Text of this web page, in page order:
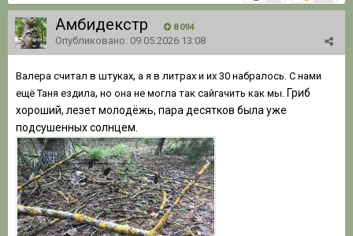
Амбидек стр 8 094
Опубликовано: 09.05.2026 13:08
Валера считал в штуках, а я в литрах и их 30 набралось. С нами
ещё Таня ездила, но она не могла так сайгачить как мы. Гриб
хороший, лезет молодёжь, пара десятков была уже
подсушенных солнцем.